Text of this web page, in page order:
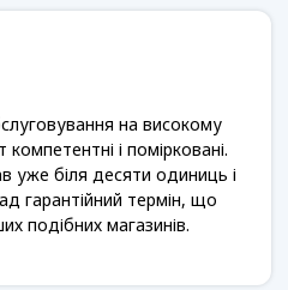
на високому
і помірковані.
уже біля десяти одиниць і
гарантійний термін, що
подібних магазинів.